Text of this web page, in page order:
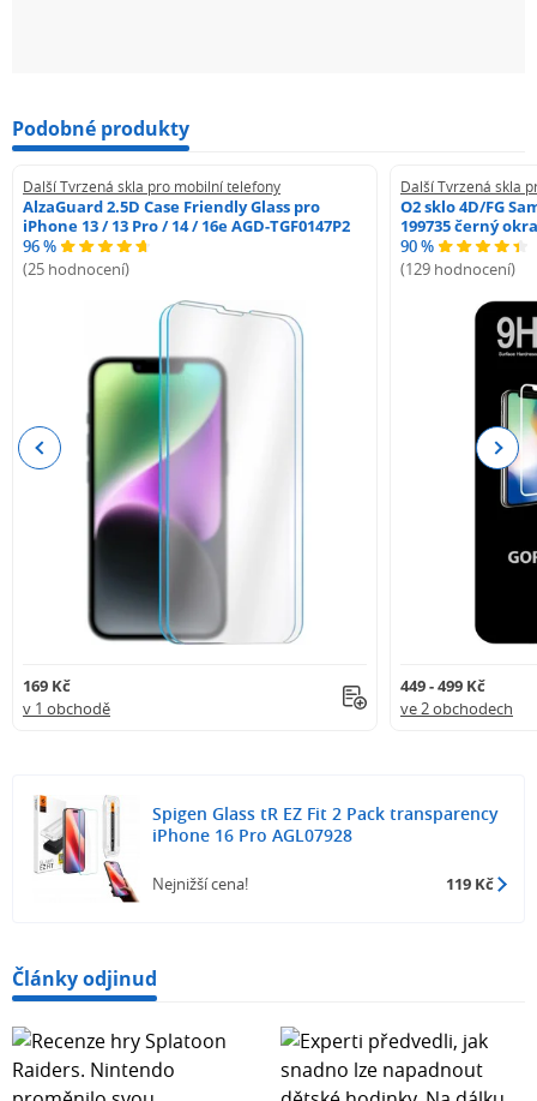
Podobné produkty
Další Tvrzená skla pro mobilní telefony
AlzaGuard 2.5D Case Friendly Glass pro
iPhone 13 / 13 Pro / 14 / 16e AGD-TGF0147P2
96 %
(25 hodnocení)
169 Kč
v 1 obchodě
Další Tvrzená skla
O2 sklo 4D/FG
199735 černý
90 %
(129 hodnocení)
449 - 499 Kč
ve 2 obchodech
Previous Next
Spigen Glass tR EZ Fit 2 Pack transparency
iPhone 16 Pro AGL07928
Nejnižší cena! 119 Kč
Články odjinud